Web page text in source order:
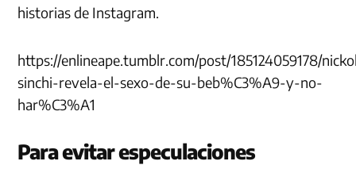
historias de Instagram.
https://enlineape.tumblr.com/post/185124059178/
sinchi-revela-el-sexo-de-su-beb%C3%A9-y-no-
har%C3%A1
Para evitar especulaciones